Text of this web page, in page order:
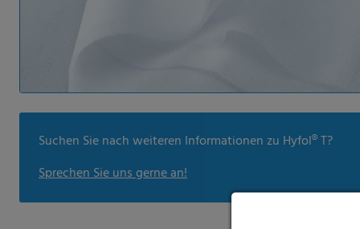
Suchen Sie nach weiteren Informationen zu Hyfol® T?
Sprechen Sie uns gerne an!